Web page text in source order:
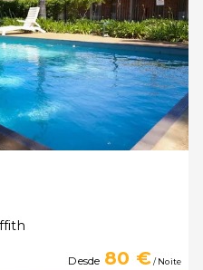
Desde 80 €/ Noite